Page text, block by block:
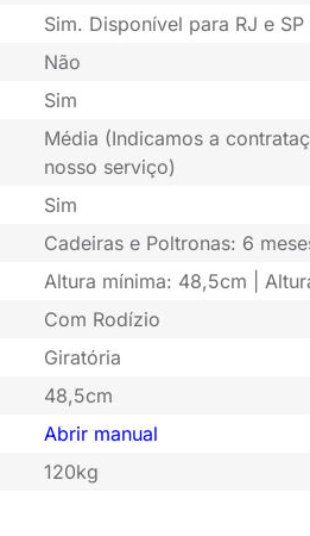
Sim. Disponível para RJ e
Não
Sim
Média (Indicamos a
nosso serviço)
Sim
Cadeiras e Poltronas: 6
Altura mínima: 48,5cm |
Com Rodízio
Giratória
48,5cm
Abrir manual
120kg